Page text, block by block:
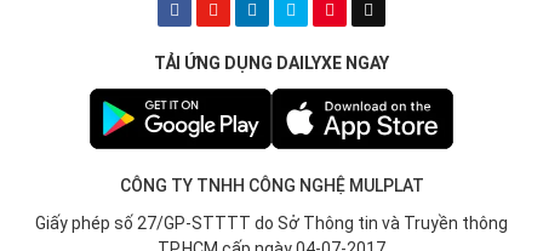
TẢI ỨNG DỤNG DAILYXE NGAY
CÔNG TY TNHH CÔNG NGHỆ MULPLAT
Giấy phép số 27/GP-STTTT do Sở Thông tin và Truyền thông